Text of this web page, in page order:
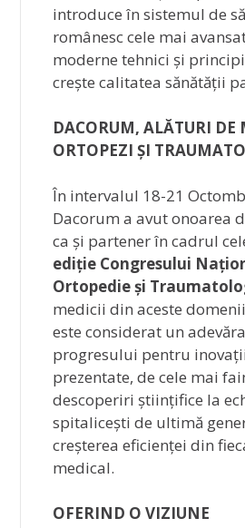
introduce în sistemul de
românesc cele mai
moderne tehnici și
crește calitatea sănătății
DACORUM, ALĂTURI DE
ORTOPEZI ȘI
În intervalul 18-21
Dacorum a avut onoarea
ca și partener în cadrul
ediție Congresului
Ortopedie și
medicii din aceste
este considerat un
progresului pentru
prezentate, de cele mai
descoperiri științifice la
spitalicești de ultimă
creșterea eficienței din
medical.
OFERIND O VIZIUNE